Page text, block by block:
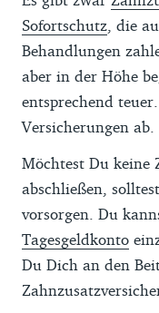
Sofortschutz , die
Behandlungen
aber in der Höhe
entsprechend
Versicherungen ab.
Möchtest Du keine
abschließen,
vorsorgen. Du
Tagesgeldkonto
Du Dich an den